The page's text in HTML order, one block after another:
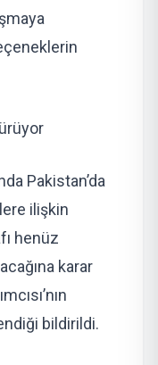
Pakistan’da
ilişkin
henüz
karar
bildirildi.